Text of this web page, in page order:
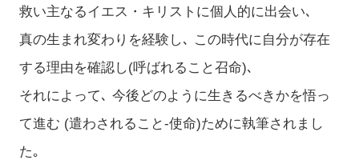
救い主なるイエス・キリストに個人的に出会い､
真の生まれ変わりを経験し､ この時代に自分が存在
する理由を確認し(呼ばれること召命)､
それによって､ 今後どのように生きるべきかを悟っ
て進む (遣わされること-使命)ために執筆されまし
た｡